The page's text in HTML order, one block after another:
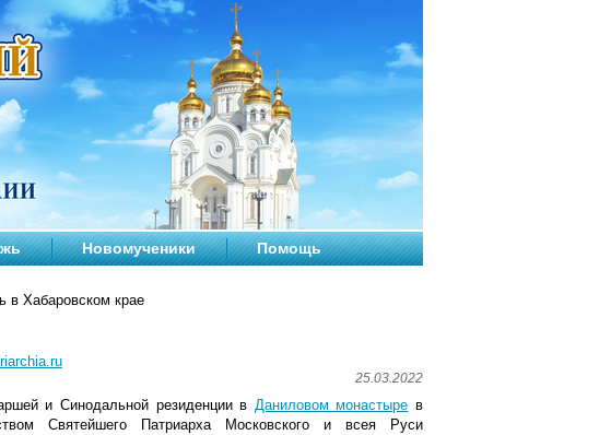
Новомученики Помощь
в Хабаровском крае
25.03.2022
и Синодальной резиденции в Даниловом монастыре в
Святейшего Патриарха Московского и всея Руси